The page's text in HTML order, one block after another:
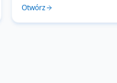
Otwórz